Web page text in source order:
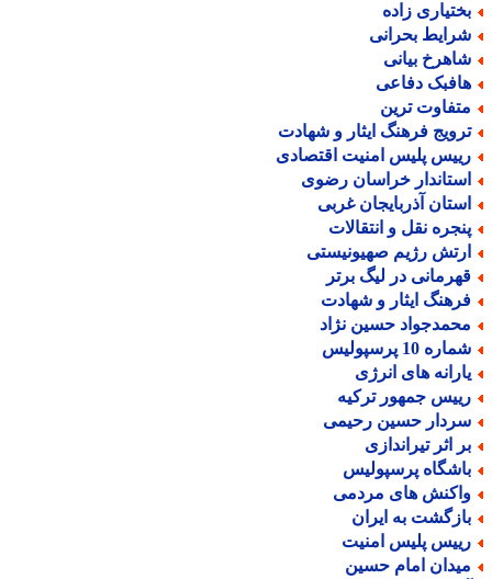
زاده
بحرانی
بیانی
دفاعی
ترین
فرهنگ ایثار و شهادت
پلیس امنیت اقتصادی
خراسان رضوی
آذربایجان غربی
نقل و انتقالات
رژیم صهیونیستی
در لیگ برتر
ایثار و شهادت
حسین نژاد
10 پرسپولیس
های انرژی
جمهور ترکیه
حسین رحیمی
اثر تیراندازی
پرسپولیس
های مردمی
به ایران
پلیس امنیت
امام حسین